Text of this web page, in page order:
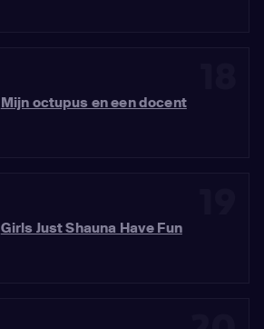
Mijn octupus en een docent
Girls Just Shauna Have Fun